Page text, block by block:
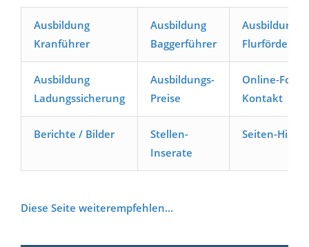
Ausbildung
Kranführer
Ausbildung
Baggerführer
Ausbildung
Ausbildung
Ladungssicherung
Ausbildungs-
Preise
Online-
Kontakt
Berichte / Bilder
Stellen-
Inserate
Seiten-Hilfe
Diese Seite weiterempfehlen...